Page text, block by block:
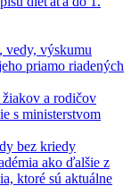
vedy, výskumu
priamo riadených
a rodičov
s ministerstvom
bez kriedy
ako ďalšie z
ktoré sú aktuálne